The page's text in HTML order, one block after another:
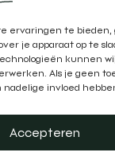
ervaringen te bieden,
je apparaat op te
kunnen
Als je geen
nadelige invloed
Accepteren
doorZeker